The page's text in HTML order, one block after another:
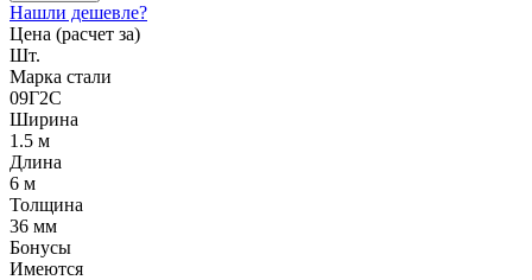
Нашли дешевле?
Цена (расчет за)
Шт.
Марка стали
09Г2С
Ширина
1.5 м
Длина
6 м
Толщина
36 мм
Бонусы
Имеются